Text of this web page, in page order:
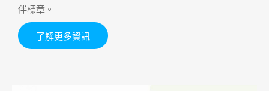
伴標章。
了解更多資訊